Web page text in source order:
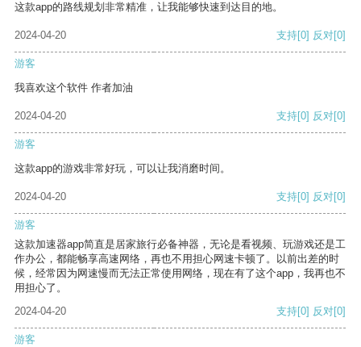
这款app的路线规划非常精准，让我能够快速到达目的地。
2024-04-20 支持[0] 反对[0]
游客
我喜欢这个软件 作者加油
2024-04-20 支持[0] 反对[0]
游客
这款app的游戏非常好玩，可以让我消磨时间。
2024-04-20 支持[0] 反对[0]
游客
这款加速器app简直是居家旅行必备神器，无论是看视频、玩游戏还是工
作办公，都能畅享高速网络，再也不用担心网速卡顿了。以前出差的时
候，经常因为网速慢而无法正常使用网络，现在有了这个app，我再也不
用担心了。
2024-04-20
支持[0] 反对[0]
游客